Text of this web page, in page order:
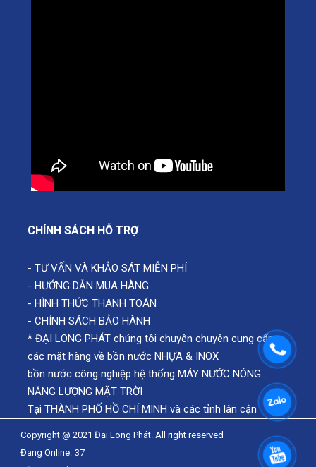
CHÍNH SÁCH HỖ TRỢ
- TƯ VẤN VÀ KHẢO SÁT MIỄN PHÍ
- HƯỚNG DẪN MUA HÀNG
- HÌNH THỨC THANH TOÁN
- CHÍNH SÁCH BẢO HÀNH
* ĐẠI LONG PHÁT chúng tôi chuyên chuyên cung cấp
các mặt hàng về bồn nước NHỰA & INOX
bồn nước công nghiệp hệ thống MÁY NƯỚC NÓNG
NĂNG LƯỢNG MẶT TRỜI
Tại THÀNH PHỐ HỒ CHÍ MINH và các tỉnh lân cận
Copyright @ 2021 Đại Long Phát. All right reserved
Đang Online: 37